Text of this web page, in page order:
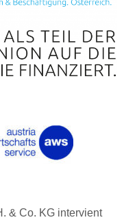
& Co. KG intervient